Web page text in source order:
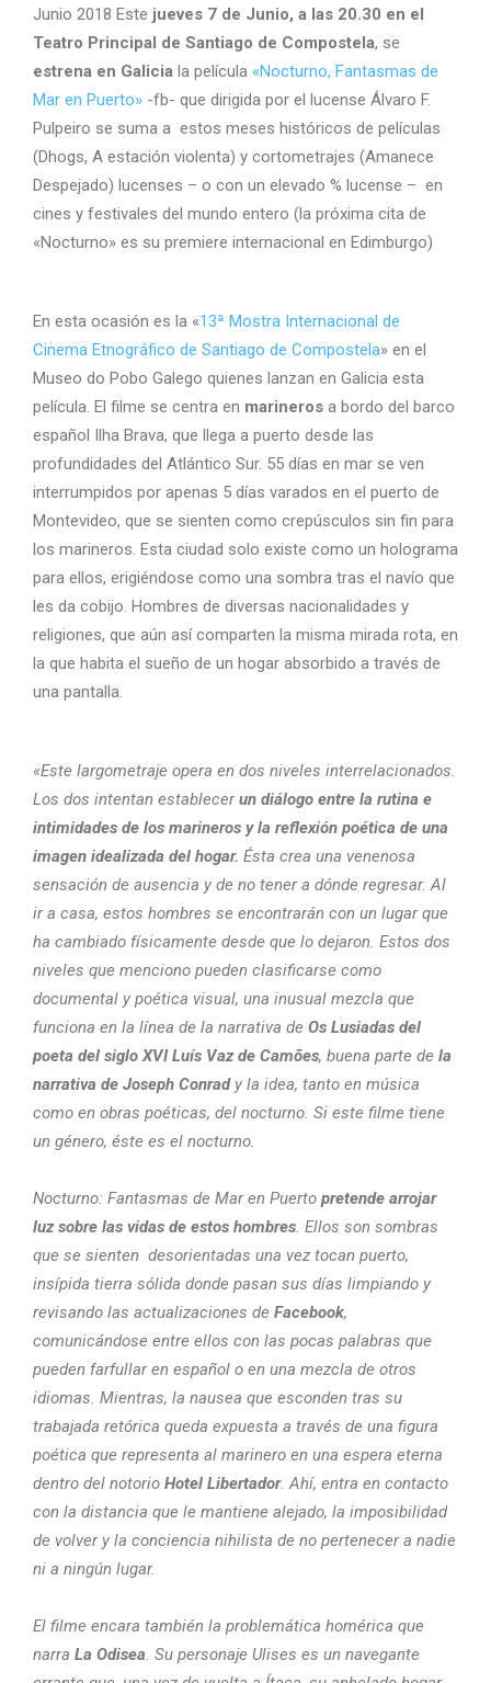
Junio 2018 Este jueves 7 de Junio, a las 20.30 en el
Teatro Principal de Santiago de Compostela, se
estrena en Galicia la película «Nocturno, Fantasmas de
Mar en Puerto» -fb- que dirigida por el lucense Álvaro F.
Pulpeiro se suma a estos meses históricos de películas
(Dhogs, A estación violenta) y cortometrajes (Amanece
Despejado) lucenses – o con un elevado % lucense – en
cines y festivales del mundo entero (la próxima cita de
«Nocturno» es su premiere internacional en Edimburgo)
En esta ocasión es la «13ª Mostra Internacional de
Cinema Etnográfico de Santiago de Compostela» en el
Museo do Pobo Galego quienes lanzan en Galicia esta
película. El filme se centra en marineros a bordo del barco
español Ilha Brava, que llega a puerto desde las
profundidades del Atlántico Sur. 55 días en mar se ven
interrumpidos por apenas 5 días varados en el puerto de
Montevideo, que se sienten como crepúsculos sin fin para
los marineros. Esta ciudad solo existe como un holograma
para ellos, erigiéndose como una sombra tras el navío que
les da cobijo. Hombres de diversas nacionalidades y
religiones, que aún así comparten la misma mirada rota, en
la que habita el sueño de un hogar absorbido a través de
una pantalla.
«Este largometraje opera en dos niveles interrelacionados.
Los dos intentan establecerun diálogo entre la rutina e
intimidades de los marineros y la reflexión poética de una
imagen idealizada del hogar. Ésta crea una venenosa
sensación de ausencia y de no tener a dónde regresar. Al
ir a casa, estos hombres se encontrarán con un lugar que
ha cambiado físicamente desde que lo dejaron. Estos dos
niveles que menciono pueden clasificarse como
documental y poética visual, una inusual mezcla que
funciona en la línea de la narrativa de Os Lusiadas del
poeta del siglo XVI Luís Vaz de Camões, buena parte de la
narrativa de Joseph Conrad y la idea, tanto en música
como en obras poéticas, del nocturno. Si este filme tiene
un género, éste es el nocturno.
Nocturno: Fantasmas de Mar en Puerto pretende arrojar
luz sobre las vidas de estos hombres. Ellos son sombras
que se sienten desorientadas una vez tocan puerto,
insípida tierra sólida donde pasan sus días limpiando y
revisando las actualizaciones de Facebook,
comunicándose entre ellos con las pocas palabras que
pueden farfullar en español o en una mezcla de otros
idiomas. Mientras, la nausea que esconden tras su
trabajada retórica queda expuesta a través de una figura
poética que representa al marinero en una espera eterna
dentro del notorio Hotel Libertador. Ahí, entra en contacto
con la distancia que le mantiene alejado, la imposibilidad
de volver y la conciencia nihilista de no pertenecer a nadie
ni a ningún lugar.
El filme encara también la problemática homérica que
narra La Odisea. Su personaje Ulises es un navegante